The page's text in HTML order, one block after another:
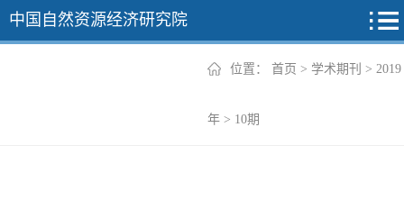
中国自然资源经济研究院
位置： 首页 > 学术期刊 > 2019
年 > 10期